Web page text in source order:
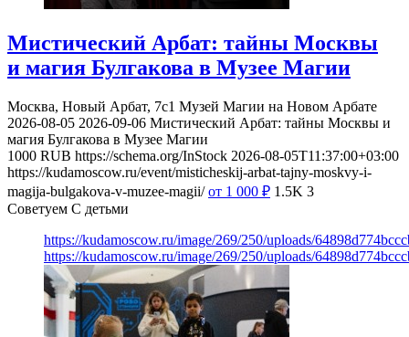
Мистический Арбат: тайны Москвы
и магия Булгакова в Музее Магии
Москва, Новый Арбат, 7с1 Музей Магии на Новом Арбате
2026-08-05 2026-09-06 Мистический Арбат: тайны Москвы и
магия Булгакова в Музее Магии
1000 RUB https://schema.org/InStock 2026-08-05T11:37:00+03:00
https://kudamoscow.ru/event/misticheskij-arbat-tajny-moskvy-i-
magija-bulgakova-v-muzee-magii/ от 1 000 ₽ 1.5K 3
Советуем С детьми
https://kudamoscow.ru/image/269/250/uploads/
https://kudamoscow.ru/image/269/250/uploads/